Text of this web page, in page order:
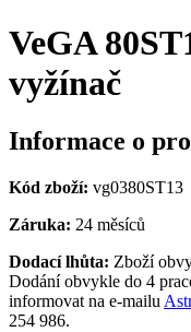
VeGA
vyžínač
Informace o
Kód zboží: vg0380ST13
Záruka: 24 měsíců
Dodací lhůta: Zboží
Dodání obvykle do 4
informovat na e-mailu
254 986.